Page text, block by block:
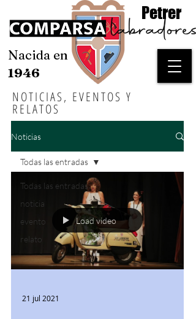
Petrer
Nacida en
1946
NOTICIAS, EVENTOS Y
RELATOS
Noticias
Todas las entradas
noticia
evento
relato
Todas las entradas
Load video
21 jul 2021